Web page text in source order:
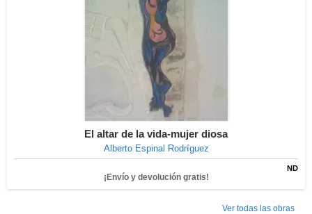
El altar de la vida-mujer diosa
Alberto Espinal Rodríguez
ND
¡Envío y devolución gratis!
Ver todas las obras